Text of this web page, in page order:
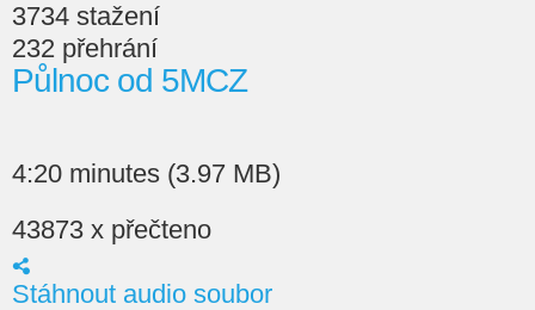
3734 stažení
232 přehrání
Půlnoc od 5MCZ
4:20 minutes (3.97 MB)
43873 x přečteno
Stáhnout audio soubor